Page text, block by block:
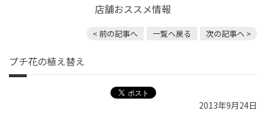
店舗おススメ情報
< 前の記事へ 一覧へ戻る 次の記事へ >
プチ花の植え替え
2013年9月24日